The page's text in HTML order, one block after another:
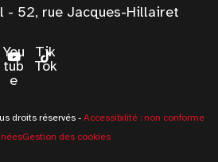
- 52, rue Jacques-Hillairet
You
tub
e
Tik
Tok
droits réservés - Accessibilité : non conforme
Gestion des cookies